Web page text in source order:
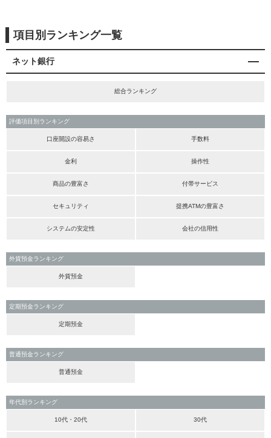
項目別ランキング一覧
ネット銀行
総合ランキング
評価項目別ランキング
口座開設の容易さ 手数料
金利 操作性
商品の豊富さ 付帯サービス
セキュリティ 提携ATMの豊富さ
システムの安定性 会社の信用性
外貨預金ランキング
外貨預金
定期預金ランキング
定期預金
普通預金ランキング
普通預金
年代別ランキング
10代・20代 30代